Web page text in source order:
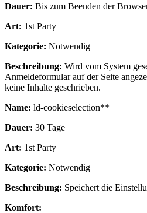
Dauer: Bis zum Beenden der
Art: 1st Party
Kategorie: Notwendig
Beschreibung: Wird vom System
Anmeldeformular auf der Seite
keine Inhalte geschrieben.
Name: ld-cookieselection**
Dauer: 30 Tage
Art: 1st Party
Kategorie: Notwendig
Beschreibung: Speichert die
Komfort: